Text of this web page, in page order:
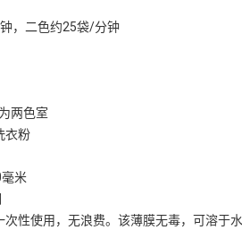
，二色约25袋/分钟
两色室
衣粉
米
性使用，无浪费。该薄膜无毒，可溶于水